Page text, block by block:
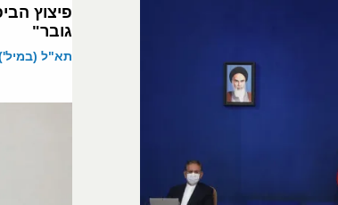
פיצוץ
גובר"
תא"ל (במיל')